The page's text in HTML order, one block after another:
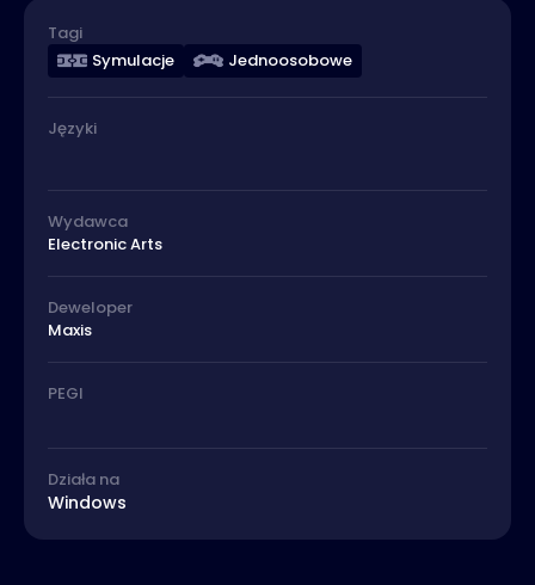
Tagi
Symulacje
Jednoosobowe
Języki
Wydawca
Electronic Arts
Deweloper
Maxis
PEGI
Działa na
Windows